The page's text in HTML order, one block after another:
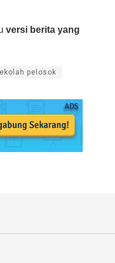
versi berita yang
pelosok